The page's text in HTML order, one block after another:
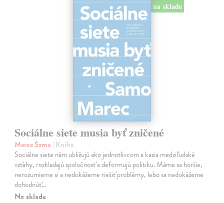
na sklade
Sociálne siete musia byť zničené
Marec Samo| Kniha
Sociálne siete nám ubližujú ako jednotlivcom a kazia medziľudské
vzťahy, rozkladajú spoločnosť a deformujú politiku. Máme sa horšie,
nerozumieme si a nedokážeme riešiť problémy, lebo sa nedokážeme
dohodnúť…
Na sklade